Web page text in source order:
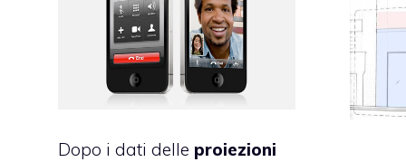
Dopo i dati delle proiezioni